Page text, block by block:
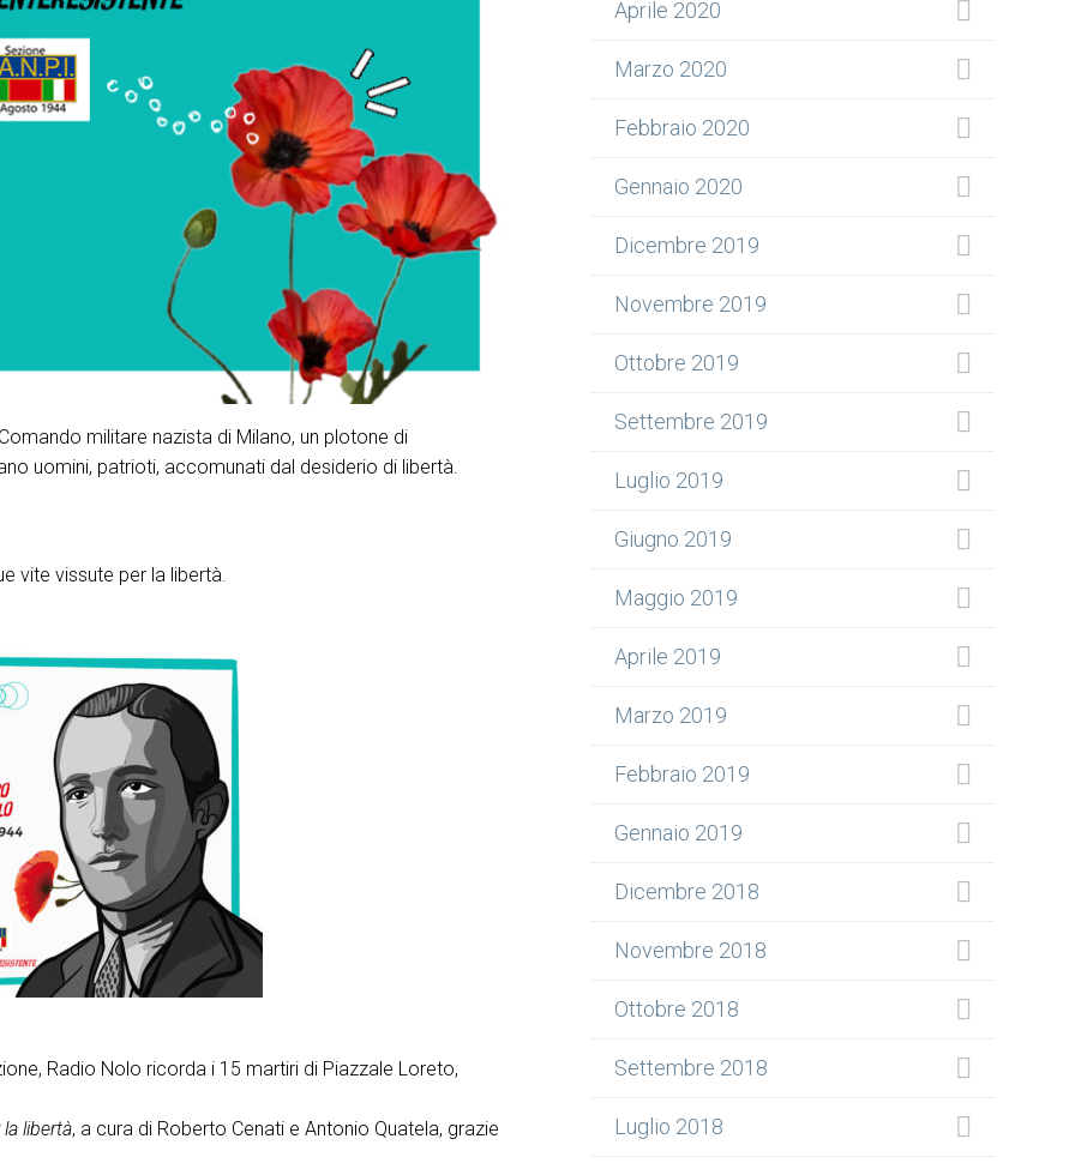
militare nazista di Milano, un plotone di
uomini, patrioti, accomunati dal desiderio di libertà.
vite vissute per la libertà.
Radio Nolo ricorda i 15 martiri di Piazzale Loreto,
libertà, a cura di Roberto Cenati e Antonio Quatela, grazie
Aprile 2020
Marzo 2020
Febbraio 2020
Gennaio 2020
Dicembre 2019
Novembre 2019
Ottobre 2019
Settembre 2019
Luglio 2019
Giugno 2019
Maggio 2019
Aprile 2019
Marzo 2019
Febbraio 2019
Gennaio 2019
Dicembre 2018
Novembre 2018
Ottobre 2018
Settembre 2018
Luglio 2018